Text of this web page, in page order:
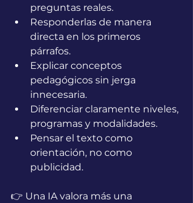
preguntas reales.
Responderlas de manera
directa en los primeros
párrafos.
Explicar conceptos
pedagógicos sin jerga
innecesaria.
Diferenciar claramente niveles,
programas y modalidades.
Pensar el texto como
orientación, no como
publicidad.
👉 Una IA valora más una